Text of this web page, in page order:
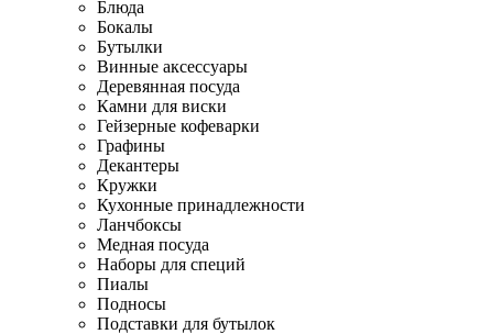
Блюда
Бокалы
Бутылки
Винные аксессуары
Деревянная посуда
Камни для виски
Гейзерные кофеварки
Графины
Декантеры
Кружки
Кухонные принадлежности
Ланчбоксы
Медная посуда
Наборы для специй
Пиалы
Подносы
Подставки для бутылок